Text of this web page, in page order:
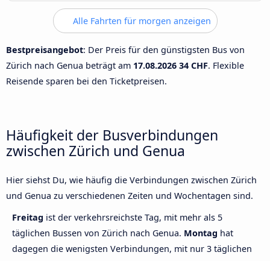
Alle Fahrten für morgen anzeigen
Bestpreisangebot: Der Preis für den günstigsten Bus von
Zürich nach Genua beträgt am 17.08.2026 34 CHF. Flexible
Reisende sparen bei den Ticketpreisen.
Häufigkeit der Busverbindungen
zwischen Zürich und Genua
Hier siehst Du, wie häufig die Verbindungen zwischen Zürich
und Genua zu verschiedenen Zeiten und Wochentagen sind.
Freitag ist der verkehrsreichste Tag, mit mehr als 5
täglichen Bussen von Zürich nach Genua. Montag hat
dagegen die wenigsten Verbindungen, mit nur 3 täglichen